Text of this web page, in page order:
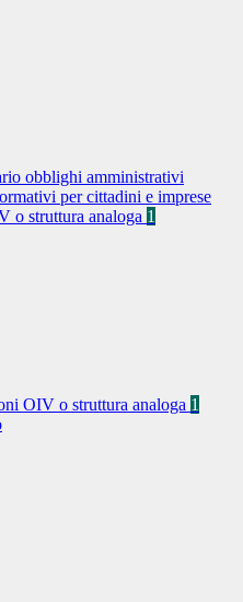
obblighi amministrativi
per cittadini e imprese
o struttura analoga 1
OIV o struttura analoga 1